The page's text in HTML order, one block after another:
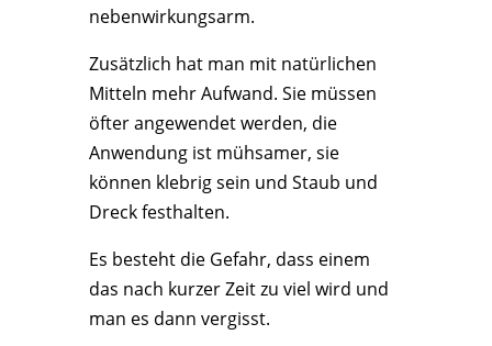
nebenwirkungsarm.
Zusätzlich hat man mit natürlichen
Mitteln mehr Aufwand. Sie müssen
öfter angewendet werden, die
Anwendung ist mühsamer, sie
können klebrig sein und Staub und
Dreck festhalten.
Es besteht die Gefahr, dass einem
das nach kurzer Zeit zu viel wird und
man es dann vergisst.